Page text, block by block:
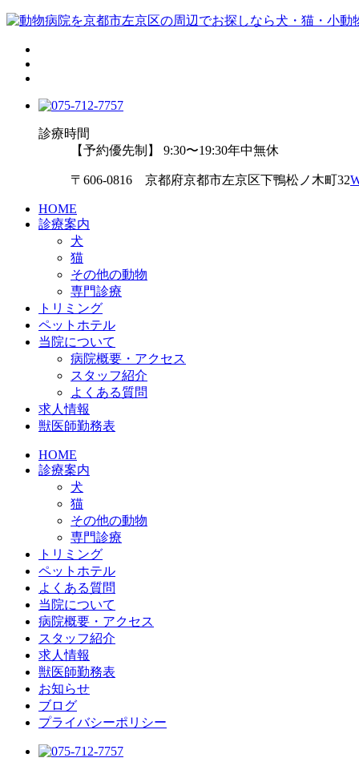
診療時間
【予約優先制】 9:30〜19:30年中無休
〒606-0816 京都府京都市左京区下鴨松ノ木町32
HOME
診療案内
犬
猫
その他の動物
専門診療
トリミング
ペットホテル
当院について
病院概要・アクセス
スタッフ紹介
よくある質問
求人情報
獣医師勤務表
HOME
診療案内
犬
猫
その他の動物
専門診療
トリミング
ペットホテル
よくある質問
当院について
病院概要・アクセス
スタッフ紹介
求人情報
獣医師勤務表
お知らせ
ブログ
プライバシーポリシー